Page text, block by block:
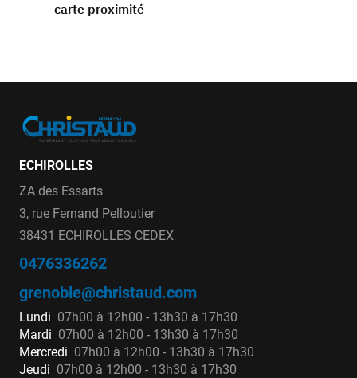
carte proximité
ECHIROLLES
ZA des Essarts
3, rue Fernand Pelloutier
38431 ECHIROLLES CEDEX
0476336262
grenoble@christaud.com
Lundi 07h00 à 12h00 - 13h30 à 17h30
Mardi 07h00 à 12h00 - 13h30 à 17h30
Mercredi 07h00 à 12h00 - 13h30 à 17h30
Jeudi 07h00 à 12h00 - 13h30 à 17h30